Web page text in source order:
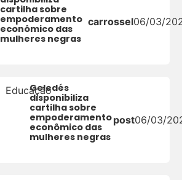
cartilha sobre
empoderamento
econômico das
mulheres negras
carrossel06/03/
Educação
Geledés
disponibiliza
cartilha sobre
empoderamento
econômico das
mulheres negras
post06/03/